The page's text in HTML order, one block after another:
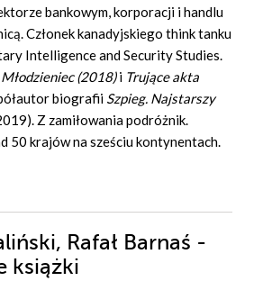
bankowym, korporacji i handlu
Członek kanadyjskiego think tanku
Intelligence and Security Studies.
Młodzieniec(2018)i Trujące akta
biografii Szpieg. Najstarszy
Z zamiłowania podróżnik.
50 krajów na sześciu kontynentach.
Rafał Barnaś -
książki